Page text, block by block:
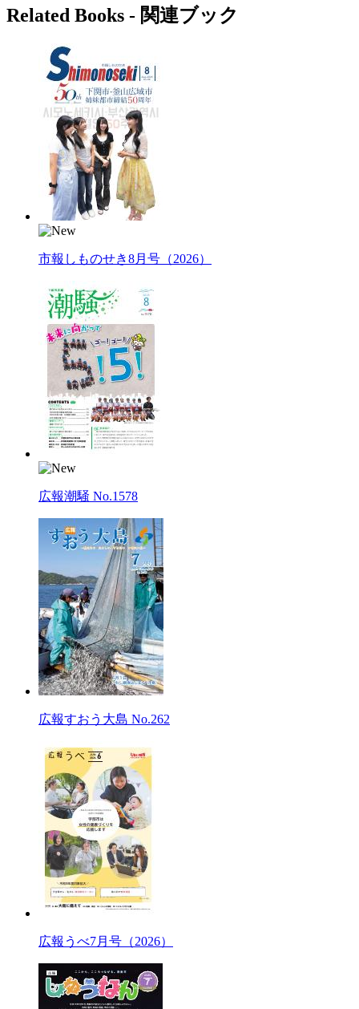
Related Books ‐ 関連ブック
市報しものせき8月号（2026）
広報潮騒 No.1578
広報すおう大島 No.262
広報うべ7月号（2026）